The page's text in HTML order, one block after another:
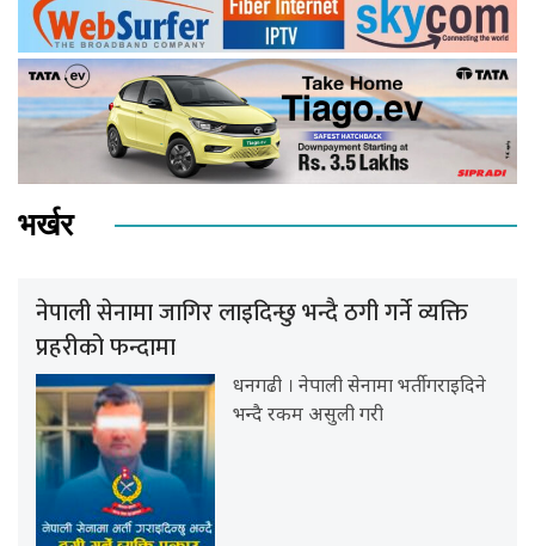
भर्खर
नेपाली सेनामा जागिर लाइदिन्छु भन्दै ठगी गर्ने व्यक्ति
प्रहरीको फन्दामा
धनगढी । नेपाली सेनामा भर्ती गराइदिने
भन्दै रकम असुली गरी